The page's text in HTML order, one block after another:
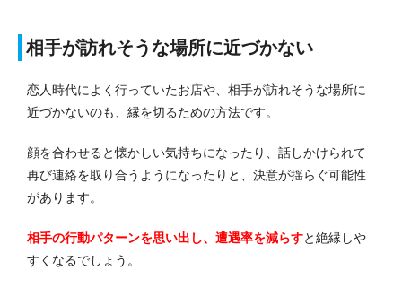
相手が訪れそうな場所に近づかない
恋人時代によく行っていたお店や、相手が訪れそうな場所に
近づかないのも、縁を切るための方法です。
顔を合わせると懐かしい気持ちになったり、話しかけられて
再び連絡を取り合うようになったりと、決意が揺らぐ可能性
があります。
相手の行動パターンを思い出し、遭遇率を減らすと絶縁しや
すくなるでしょう。